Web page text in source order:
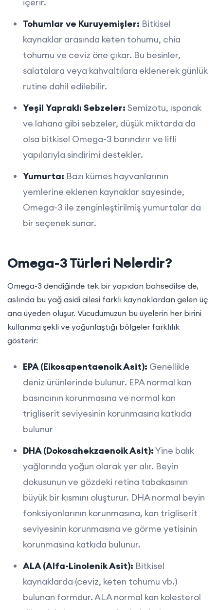
Tohumlar ve Kuruyemişler: Bitkisel
kaynaklar arasında keten tohumu, chia
tohumu ve ceviz öne çıkar. Bu besinler,
salatalara veya kahvaltılara eklenerek günlük
rutine dahil edilebilir.
Yeşil Yapraklı Sebzeler: Semizotu, ıspanak
ve lahana gibi sebzeler, düşük miktarda da
olsa bitkisel Omega-3 barındırır ve lifli
yapılarıyla sindirimi destekler.
Yumurta: Bazı kümes hayvanlarının
yemlerine eklenen kaynaklar sayesinde,
Omega-3 ile zenginleştirilmiş yumurtalar da
bir seçenek sunar.
Omega-3 Türleri Nelerdir?
Omega-3 dendiğinde tek bir yapıdan bahsedilse de,
aslında bu yağ asidi ailesi farklı kaynaklardan gelen üç
ana üyeden oluşur. Vücudumuzun bu üyelerin her birini
kullanma şekli ve yoğunlaştığı bölgeler farklılık
gösterir:
EPA (Eikosapentaenoik Asit): Genellikle
deniz ürünlerinde bulunur. EPA normal kan
basıncının korunmasına ve normal kan
trigliserit seviyesinin korunmasına katkıda
bulunur
DHA (Dokosahekzaenoik Asit):Yine balık
yağlarında yoğun olarak yer alır. Beyin
dokusunun ve gözdeki retina tabakasının
büyük bir kısmını oluşturur. DHA normal beyin
fonksiyonlarının korunmasına, kan trigliserit
seviyesinin korunmasına ve görme yetisinin
korunmasına katkıda bulunur.
ALA (Alfa-Linolenik Asit): Bitkisel
kaynaklarda (ceviz, keten tohumu vb.)
bulunan formdur. ALA normal kan kolesterol